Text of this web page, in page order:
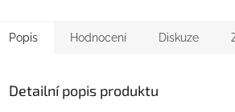
Popis Hodnocení Diskuze
Detailní popis produktu